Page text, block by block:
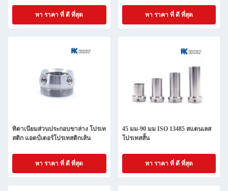
หา ราคา ที่ ดี ที่สุด หา ราคา ที่ ดี ที่สุด
ทิตาเนียมส่วนประกอบขาล่าง โปรเท
สติก แอดป์เตอร์โปรเทสติกเส้น
หา ราคา ที่ ดี ที่สุด
45 มม-90 มม ISO 13485 สแตนเลส
โปรเทสสั้น
หา ราคา ที่ ดี ที่สุด